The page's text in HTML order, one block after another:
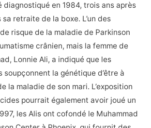
diagnostiqué en 1984, trois ans après
retraite de la boxe. L’un des
risque de la maladie de Parkinson
crânien, mais la femme de
Lonnie Ali, a indiqué que les
soupçonnent la génétique d’être à
la maladie de son mari. L’exposition
pourrait également avoir joué un
les Alis ont cofondé le Muhammad